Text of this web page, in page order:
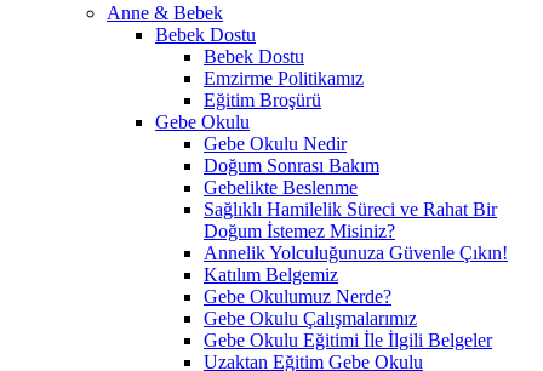
Anne & Bebek
Bebek Dostu
Bebek Dostu
Emzirme Politikamız
Eğitim Broşürü
Gebe Okulu
Gebe Okulu Nedir
Doğum Sonrası Bakım
Gebelikte Beslenme
Sağlıklı Hamilelik Süreci ve Rahat Bir
Doğum İstemez Misiniz?
Annelik Yolculuğunuza Güvenle Çıkın!
Katılım Belgemiz
Gebe Okulumuz Nerde?
Gebe Okulu Çalışmalarımız
Gebe Okulu Eğitimi İle İlgili Belgeler
Uzaktan Eğitim Gebe Okulu